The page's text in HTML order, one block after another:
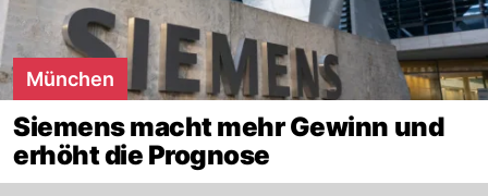
München
Siemens macht mehr Gewinn und
erhöht die Prognose